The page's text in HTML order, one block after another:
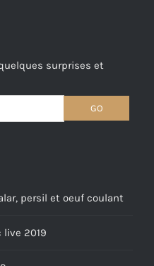
surprises et
persil et oeuf coulant
2019